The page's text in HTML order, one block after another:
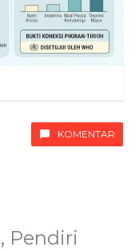
KOMENTAR
, Pendiri